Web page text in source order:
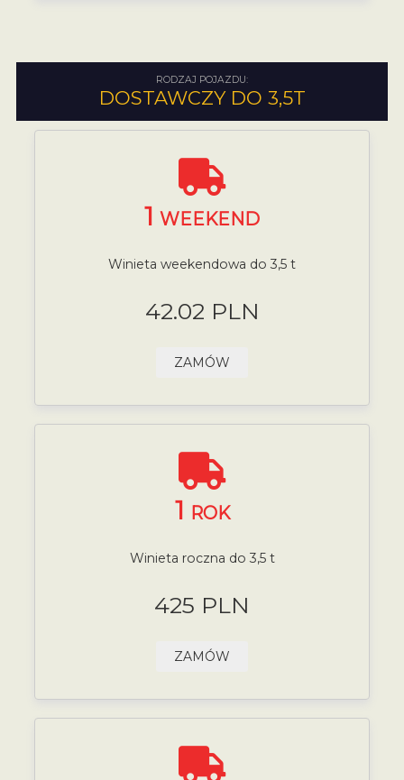
RODZAJ POJAZDU:
DOSTAWCZY DO 3,5T
1 WEEKEND
Winieta weekendowa do 3,5 t
42.02 PLN
ZAMÓW
1 ROK
Winieta roczna do 3,5 t
425 PLN
ZAMÓW